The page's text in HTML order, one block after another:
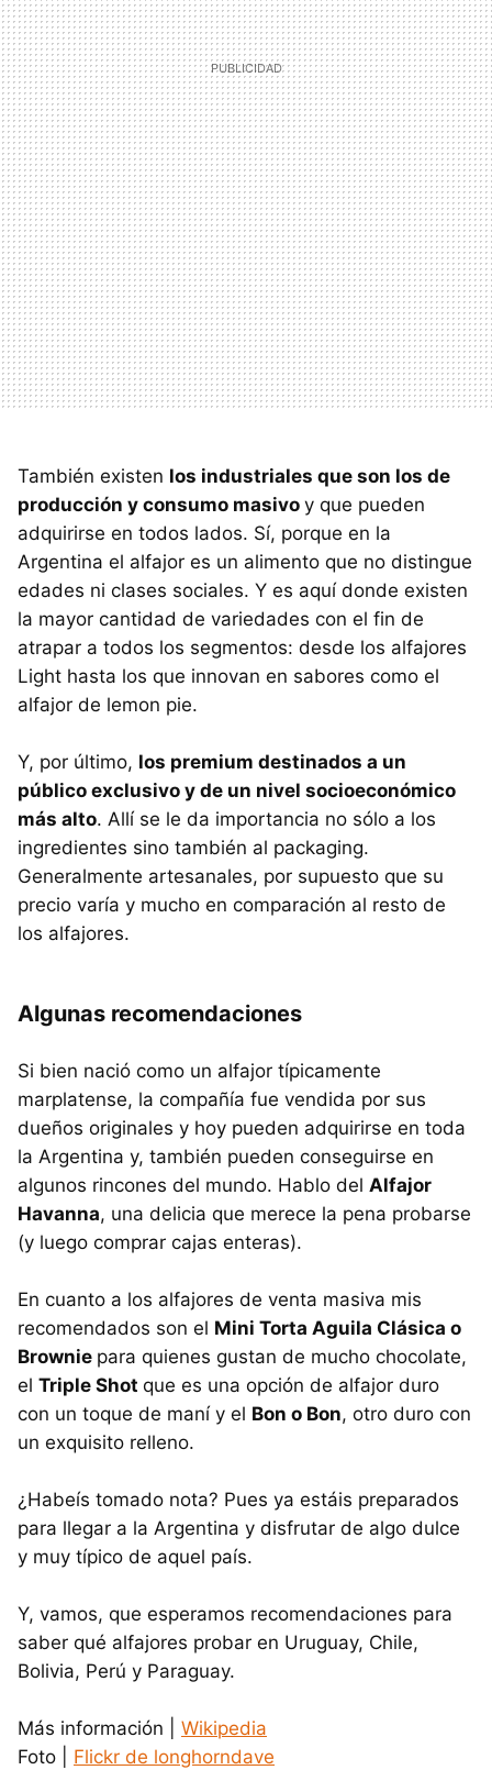
También existen los industriales que son los de
producción y consumo masivo y que pueden
adquirirse en todos lados. Sí, porque en la
Argentina el alfajor es un alimento que no distingue
edades ni clases sociales. Y es aquí donde existen
la mayor cantidad de variedades con el fin de
atrapar a todos los segmentos: desde los alfajores
Light hasta los que innovan en sabores como el
alfajor de lemon pie.
Y, por último, los premium destinados a un
público exclusivo y de un nivel socioeconómico
más alto. Allí se le da importancia no sólo a los
ingredientes sino también al packaging.
Generalmente artesanales, por supuesto que su
precio varía y mucho en comparación al resto de
los alfajores.
Algunas recomendaciones
Si bien nació como un alfajor típicamente
marplatense, la compañía fue vendida por sus
dueños originales y hoy pueden adquirirse en toda
la Argentina y, también pueden conseguirse en
algunos rincones del mundo. Hablo del Alfajor
Havanna, una delicia que merece la pena probarse
(y luego comprar cajas enteras).
En cuanto a los alfajores de venta masiva mis
recomendados son el Mini Torta Aguila Clásica o
Brownie para quienes gustan de mucho chocolate,
el Triple Shot que es una opción de alfajor duro
con un toque de maní y el Bon o Bon, otro duro con
un exquisito relleno.
¿Habeís tomado nota? Pues ya estáis preparados
para llegar a la Argentina y disfrutar de algo dulce
y muy típico de aquel país.
Y, vamos, que esperamos recomendaciones para
saber qué alfajores probar en Uruguay, Chile,
Bolivia, Perú y Paraguay.
Más información | Wikipedia
Foto | Flickr de longhorndave